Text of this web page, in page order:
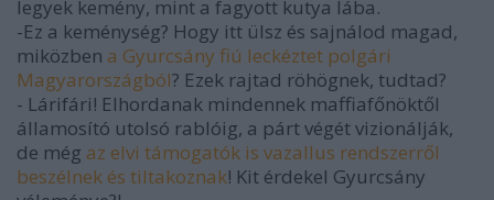
legyek kemény, mint a fagyott kutya lába.
-Ez a keménység? Hogy itt ülsz és sajnálod magad,
miközben a Gyurcsány fiú leckéztet polgári
Magyarországból? Ezek rajtad röhögnek, tudtad?
- Lárifári! Elhordanak mindennek maffiafőnöktől
államosító utolsó rablóig, a párt végét vizionálják,
de még az elvi támogatók is vazallus rendszerről
beszélnek és tiltakoznak! Kit érdekel Gyurcsány